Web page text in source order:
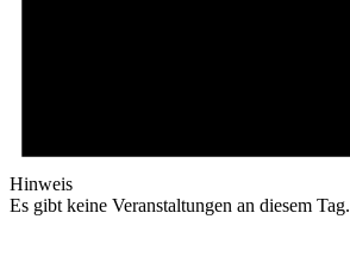
Hinweis
Es gibt keine Veranstaltungen an diesem Tag.